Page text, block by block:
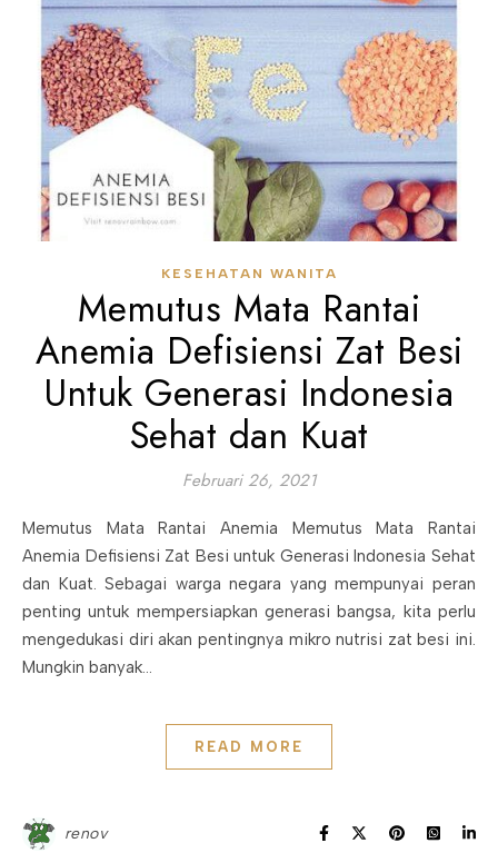
KESEHATAN WANITA
Memutus Mata Rantai
Anemia Defisiensi Zat Besi
Untuk Generasi Indonesia
Sehat dan Kuat
Februari 26, 2021
Memutus Mata Rantai Anemia Memutus Mata Rantai
Anemia Defisiensi Zat Besi untuk Generasi Indonesia Sehat
dan Kuat. Sebagai warga negara yang mempunyai peran
penting untuk mempersiapkan generasi bangsa, kita perlu
mengedukasi diri akan pentingnya mikro nutrisi zat besi ini.
Mungkin banyak…
READ MORE
renov